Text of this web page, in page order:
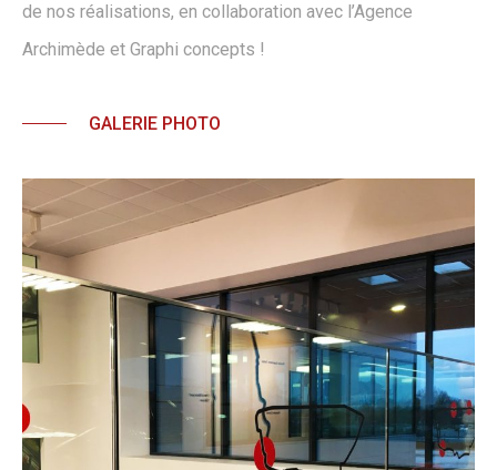
de nos réalisations, en collaboration avec l’Agence
Archimède et Graphi concepts !
GALERIE PHOTO